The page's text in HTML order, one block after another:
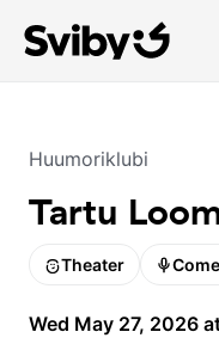
Huumoriklubi
Tartu
Theater
Wed May 27, 2026